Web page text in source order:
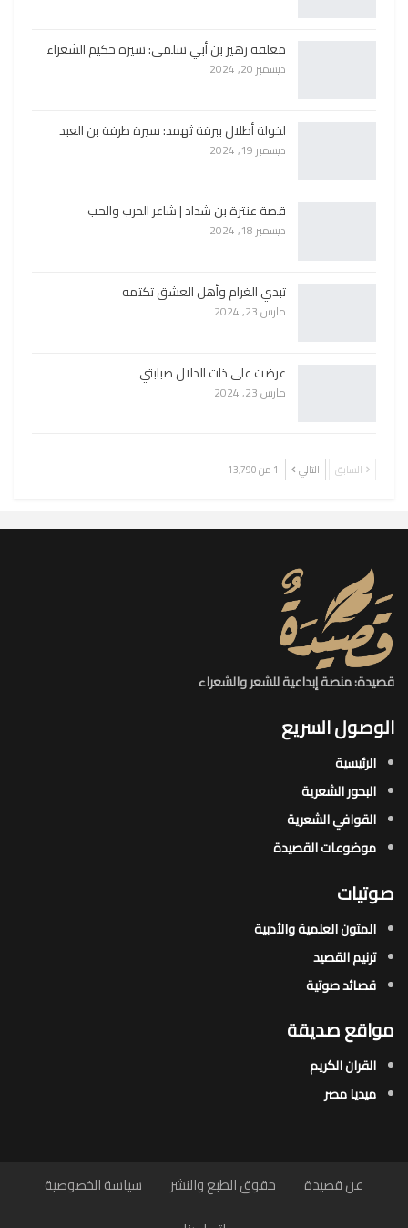
معلقة زهير بن أبي سلمى: سيرة حكيم الشعراء
ديسمبر 20, 2024
لخولة أطلال ببرقة ثهمد: سيرة طرفة بن العبد
ديسمبر 19, 2024
قصة عنترة بن شداد | شاعر الحرب والحب
ديسمبر 18, 2024
تبدي الغرام وأهل العشق تكتمه
مارس 23, 2024
عرضت على ذات الدلال صبابتي
مارس 23, 2024
السابق التالي 1 من 13٬790
قصيدة: منصة إبداعية للشعر والشعراء
الوصول السريع
الرئيسية
البحور الشعرية​
القوافي الشعرية​
موضوعات القصيدة​
صوتيات
المتون العلمية والأدبية
ترنيم القصيد
قصائد صوتية
مواقع صديقة
القران الكريم
ميديا مصر
عن قصيدة حقوق الطبع والنشر
سياسة الخصوصية